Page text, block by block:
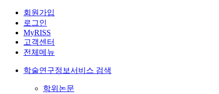
회원가입
로그인
MyRISS
고객센터
전체메뉴
학술연구정보서비스 검색
학위논문